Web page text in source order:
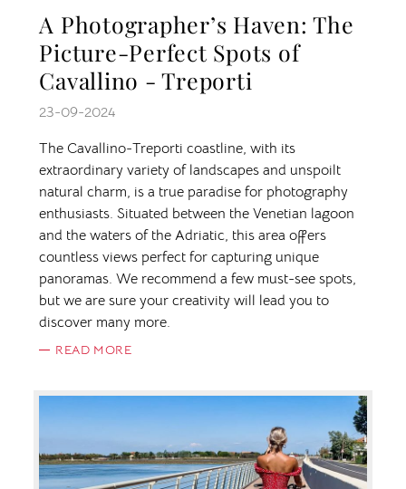
A Photographer’s Haven: The
Picture-Perfect Spots of
Cavallino - Treporti
23-09-2024
The Cavallino-Treporti coastline, with its
extraordinary variety of landscapes and unspoilt
natural charm, is a true paradise for photography
enthusiasts. Situated between the Venetian lagoon
and the waters of the Adriatic, this area offers
countless views perfect for capturing unique
panoramas. We recommend a few must-see spots,
but we are sure your creativity will lead you to
discover many more.
READ MORE